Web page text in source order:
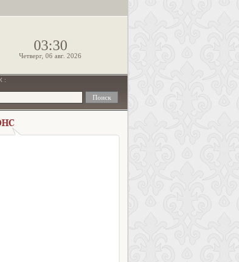
03:30
Четверг, 06 авг. 2026
: